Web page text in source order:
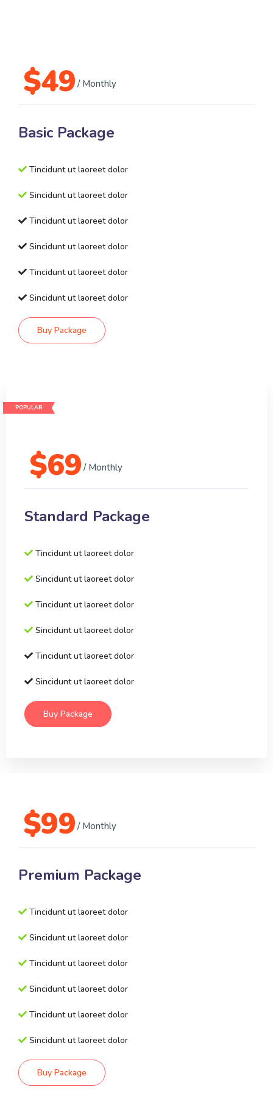
$49 / Monthly
Basic Package
Tincidunt ut laoreet dolor
Sincidunt ut laoreet dolor
Tincidunt ut laoreet dolor
Sincidunt ut laoreet dolor
Tincidunt ut laoreet dolor
Sincidunt ut laoreet dolor
Buy Package
POPULAR
$69 / Monthly
Standard Package
Tincidunt ut laoreet dolor
Sincidunt ut laoreet dolor
Tincidunt ut laoreet dolor
Sincidunt ut laoreet dolor
Tincidunt ut laoreet dolor
Sincidunt ut laoreet dolor
Buy Package
$99 / Monthly
Premium Package
Tincidunt ut laoreet dolor
Sincidunt ut laoreet dolor
Tincidunt ut laoreet dolor
Sincidunt ut laoreet dolor
Tincidunt ut laoreet dolor
Sincidunt ut laoreet dolor
Buy Package